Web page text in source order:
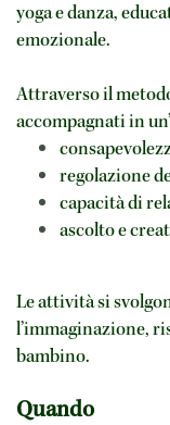
yoga e danza,
emozionale.
Attraverso il
accompagnati in
regolazione
capacità di
ascolto e
Le attività si
l’immaginazione,
bambino.
Quando